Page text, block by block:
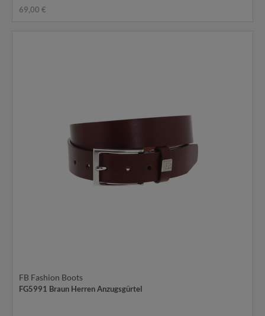
69,00 €
FB Fashion Boots
FG5991 Braun Herren Anzugsgürtel